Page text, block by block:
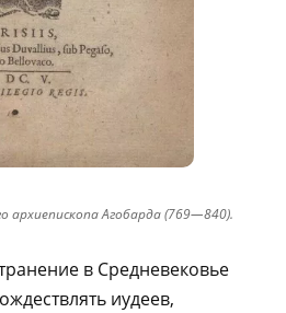
архиепископа Агобарда (769—840).
в Средневековье
иудеев,